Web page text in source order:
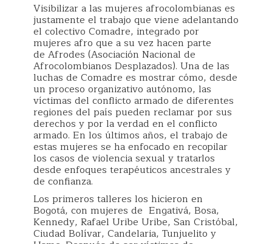
Visibilizar a las mujeres afrocolombianas es
justamente el trabajo que viene adelantando
el colectivo Comadre, integrado por
mujeres afro que a su vez hacen parte
de Afrodes (Asociación Nacional de
Afrocolombianos Desplazados). Una de las
luchas de Comadre es mostrar cómo, desde
un proceso organizativo autónomo, las
víctimas del conflicto armado de diferentes
regiones del país pueden reclamar por sus
derechos y por la verdad en el conflicto
armado. En los últimos años, el trabajo de
estas mujeres se ha enfocado en recopilar
los casos de violencia sexual y tratarlos
desde enfoques terapéuticos ancestrales y
de confianza.
Los primeros talleres los hicieron en
Bogotá, con mujeres de Engativá, Bosa,
Kennedy, Rafael Uribe Uribe, San Cristóbal,
Ciudad Bolívar, Candelaria, Tunjuelito y